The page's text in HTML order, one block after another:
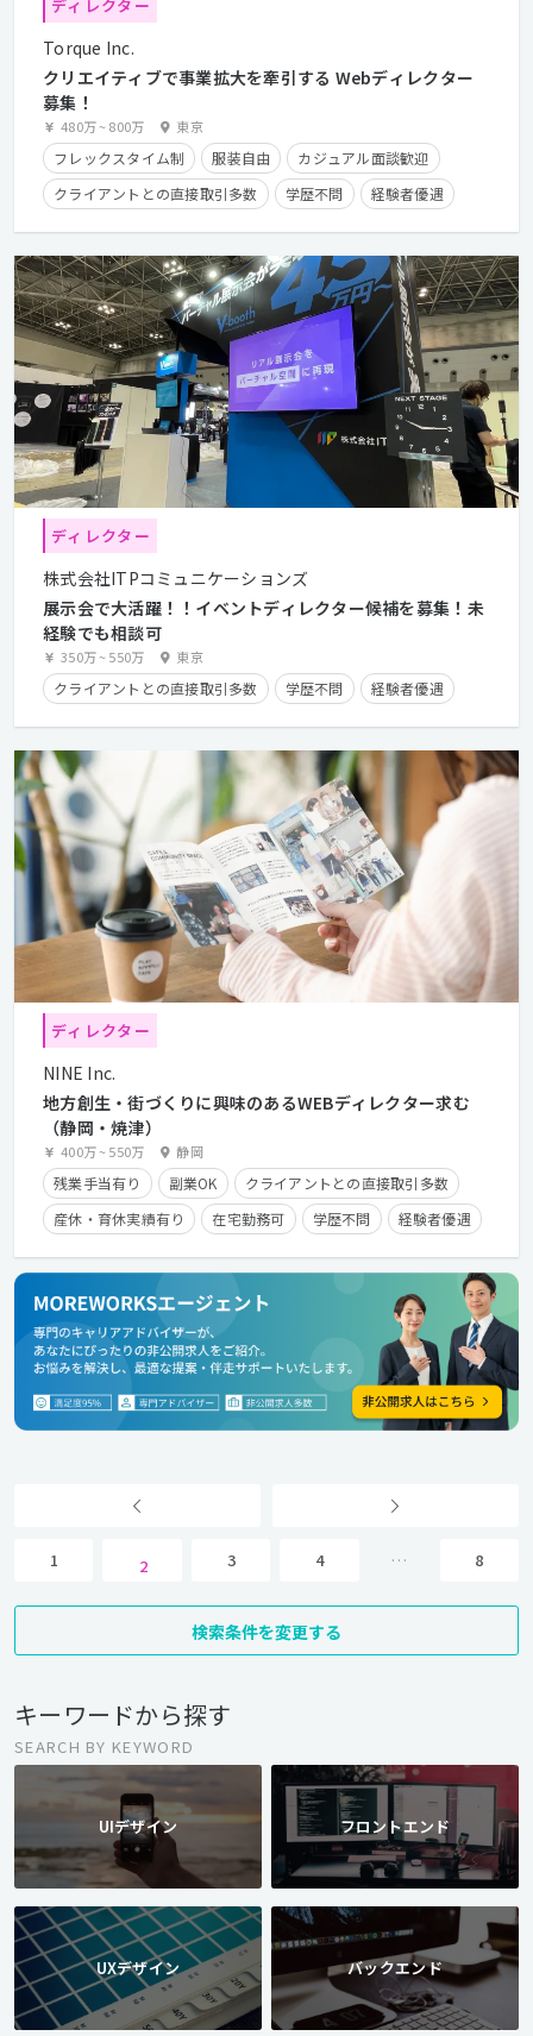
ディレクター
Torque Inc.
クリエイティブで事業拡大を牽引する Webディレクター
募集！
480万~800万 東京
フレックスタイム制 服装自由
カジュアル面談歓迎
クライアントとの直接取引多数
学歴不問
経験者優遇
第二新卒歓迎
実務未経験OK
ディレクター
株式会社ITPコミュニケーションズ
展示会で大活躍！！イベントディレクター候補を募集！未
経験でも相談可
350万~550万 東京
クライアントとの直接取引多数 学歴不問 経験者優遇
ディレクター
NINE Inc.
地方創生・街づくりに興味のあるWEBディレクター求む
（静岡・焼津）
400万~550万 静岡
残業手当有り 副業OK
クライアントとの直接取引多数
産休・育休実績有り
在宅勤務可 学歴不問 経験者優遇
1 2 3 4 … 8
検索条件を変更する
キーワードから探す
SEARCH BY KEYWORD
UIデザイン
UXデザイン
フロントエンド
バックエンド